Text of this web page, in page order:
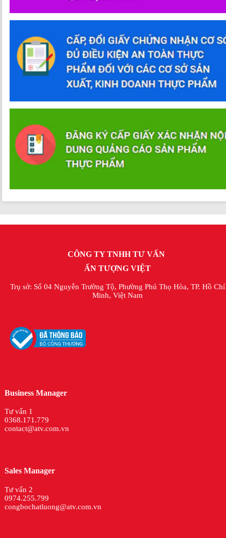
CÔNG TY TNHH TƯ VẤN
ẤN TƯỢNG VIỆT
Trụ sở: Số 04 Nguyễn Trường Tộ, Phường Phú Thọ Hòa, TP. Hồ Chí
Minh, Việt Nam
Business Manager
Tư vấn 1
0368.171.779
contact@atv.com.vn
Sales Manager
Tư vấn 2
0974.255.799
congbochatluong@atv.com.vn